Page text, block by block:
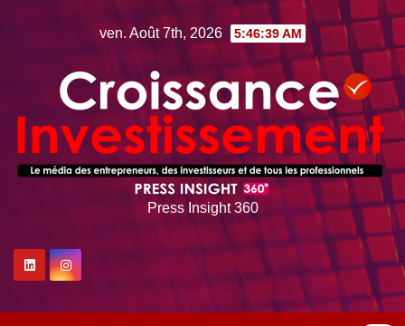
ven. Août 7th, 2026 5:46:40 AM
Press Insight 360